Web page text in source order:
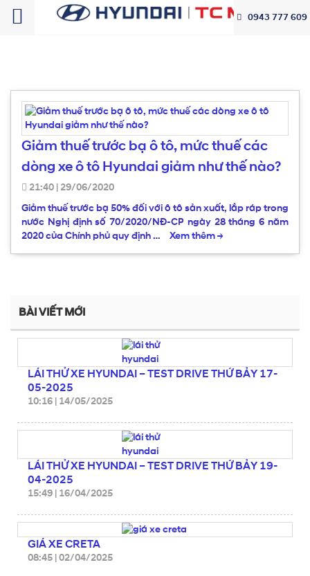
0943 777 609
Giảm thuế trước bạ ô tô, mức thuế các
dòng xe ô tô Hyundai giảm như thế nào?
21:40 | 29/06/2020
Giảm thuế trước bạ 50% đối với ô tô sản xuất, lắp ráp trong
nước Nghị định số 70/2020/NĐ-CP ngày 28 tháng 6 năm
2020 của Chính phủ quy định …
Xem thêm→
BÀI VIẾT MỚI
LÁI THỬ XE HYUNDAI – TEST DRIVE THỨ BẢY 17-
05-2025
10:16 | 14/05/2025
LÁI THỬ XE HYUNDAI – TEST DRIVE THỨ BẢY 19-
04-2025
15:49 | 16/04/2025
GIÁ XE CRETA
08:45 |02/04/2025